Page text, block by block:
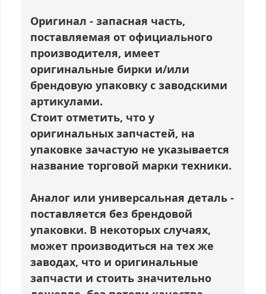
Оригинал - запасная часть,
поставляемая от официального
производителя, имеет
оригинальные бирки и/или
брендовую упаковку с заводскими
артикулами.
Стоит отметить, что у
оригинальных запчастей, на
упаковке зачастую не указывается
название торговой марки техники.
Аналог или универсальная деталь -
поставляется без брендовой
упаковки. В некоторых случаях,
может производиться на тех же
заводах, что и оригинальные
запчасти и стоить значительно